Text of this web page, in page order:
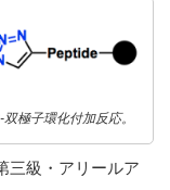
極子環化付加反応。
三級・アリールア